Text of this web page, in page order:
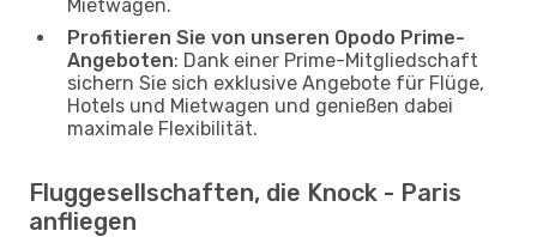
Mietwagen.
Profitieren Sie von unseren Opodo Prime-
Angeboten: Dank einer Prime-Mitgliedschaft
sichern Sie sich exklusive Angebote für Flüge,
Hotels und Mietwagen und genießen dabei
maximale Flexibilität.
Fluggesellschaften, die Knock - Paris
anfliegen